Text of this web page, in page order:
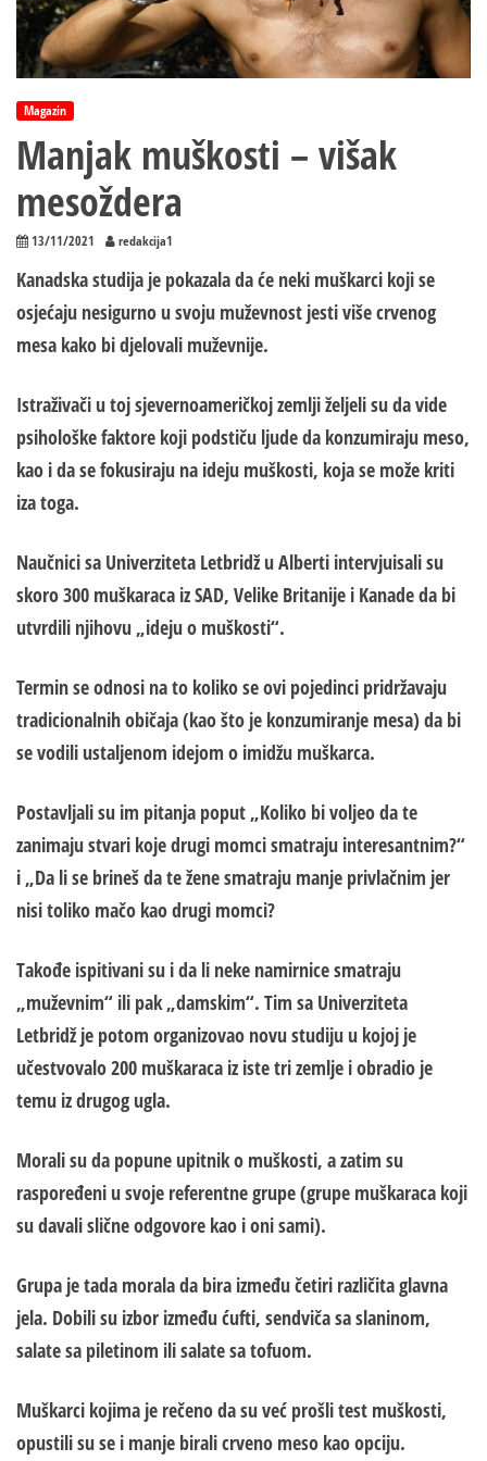
Magazin
Manjak muškosti – višak
mesoždera
13/11/2021 redakcija1
Kanadska studija je pokazala da će neki muškarci koji se
osjećaju nesigurno u svoju muževnost jesti više crvenog
mesa kako bidjelovali muževnije.
Istraživači u tojsjevernoameričkojzemljiželjelisu da vide
psihološke faktore koji podstiču ljude da konzumiraju meso,
kao i da se fokusiraju na ideju muškosti, koja se može kriti
iza toga.
Naučnici sa Univerziteta Letbridž u Alberti intervjuisali su
skoro 300 muškaraca iz SAD, Velike Britanije i Kanade da bi
utvrdili njihovu „ideju o muškosti“.
Termin se odnosi na to koliko se ovi pojedinci pridržavaju
tradicionalnih običaja (kao što je konzumiranje mesa) da bi
se vodili ustaljenom idejom o imidžu muškarca.
Postavljali su im pitanja poput „Koliko bi voljeo da te
zanimaju stvari koje drugi momci smatraju interesantnim?“
i „Da li se brineš da te žene smatraju manje privlačnim jer
nisi toliko mačo kao drugi momci?
Takođe ispitivanisu ida li neke namirnice smatraju
„muževnim“ ili pak „damskim“. Tim sa Univerziteta
Letbridž je potom organizovao novu studiju u kojoj je
učestvovalo 200 muškaraca iz iste tri zemlje i obradio je
temu iz drugog ugla.
Morali su da popune upitnik o muškosti, a zatim su
raspoređeni u svoje referentne grupe (grupe muškaraca koji
su davali slične odgovore kao i oni sami).
Grupa je tada morala da bira između četiri različita glavna
jela. Dobili su izbor između ćufti, sendviča sa slaninom,
salate sa piletinom ili salate sa tofuom.
Muškarci kojima je rečeno da su već prošli test muškosti,
opustili su se i manje birali crveno meso kao opciju.